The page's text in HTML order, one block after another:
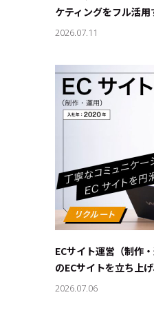
#リクルート
ケティングをフル活
2026.07.11
ECサイト運営（制作
のECサイトを立ち上
2026.07.06